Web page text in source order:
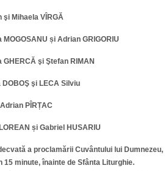
şi Mihaela VÎRGĂ
și Adrian GRIGORIU
GHERCĂ şi Ştefan RIMAN
şi LECA Silviu
PÎRȚAC
și Gabriel HUSARIU
a proclamării Cuvântului lui
15 minute, înainte de Sfânta Liturghie.